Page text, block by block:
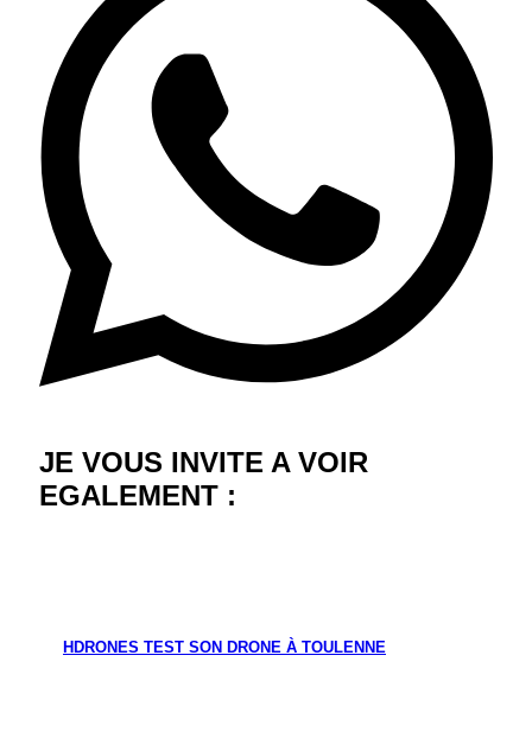
JE VOUS INVITE A VOIR
EGALEMENT :
HDRONES TEST SON DRONE À TOULENNE